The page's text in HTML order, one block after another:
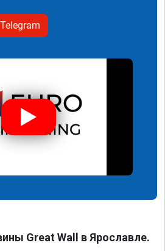
Telegram
Great Wall в Ярославле.